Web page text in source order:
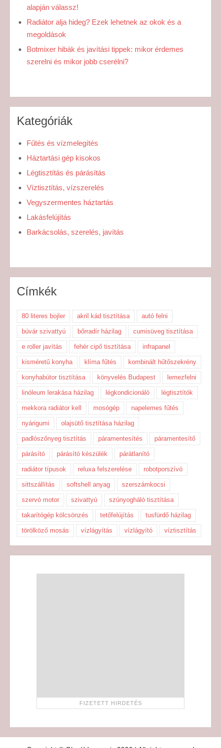
alapján válassz!
Radiátor alja hideg? Ezek lehetnek az okok és a
megoldások
Botmixer hibák és javítási tippek: mikor érdemes
szerelni és mikor jobb cserélni?
Kategóriák
Fűtés és vízmelegítés
Háztartási gép kisokos
Légtisztítás és párásítás
Víztisztítás, vízszerelés
Vegyszermentes háztartás
Lakásfelújítás
Barkácsolás, szerelés, javítás
Címkék
80 literes bojler akril kád tisztítása autó felni
búvár szivattyú bőrradír házilag cumisüveg tisztítása
e roller javítás fehér cipő tisztítása infrapanel
kisméretű konyha klíma fűtés kombinált hűtőszekrény
konyhabútor tisztítása könyvelés Budapest lemezfelni
linóleum lerakása házilag légkondicionáló légtisztítók
mekkora radiátor kell mosógép napelemes fűtés
nyárigumi olajsütő tisztítása házilag
padlószőnyeg tisztítás páramentesítés páramentesítő
párásító párásító készülék párátlanító
radiátor típusok reluxa felszerelése robotporszívó
sittszállítás softshell anyag szerszámkocsi
szervó motor szivattyú szúnyogháló tisztítása
takarítógép kölcsönzés tetőfelújítás tusfürdő házilag
törölköző mosás vízlágyítás vízlágyító víztisztítás